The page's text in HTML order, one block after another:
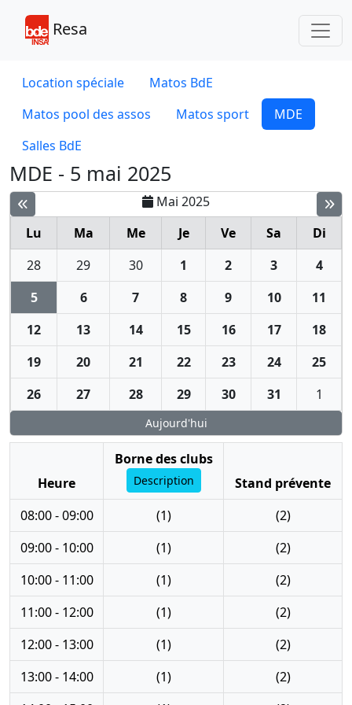
Resa
Location spéciale
Matos BdE
Matos pool des assos
Matos sport
MDE
Salles BdE
MDE - 5 mai 2025
Mai 2025
Lu
Ma Me Je Ve Sa
Di
28
29 30 1 2 3
4
5
6 7 8 9 10
11
12
13 14 15 16 17
18
19
20 21 22 23 24
25
26
27 28 29 30 31 1
Aujourd'hui
Heure
Borne des clubs
Description
Stand prévente
08:00 - 09:00
(1)
(2)
09:00 - 10:00
(1)
(2)
10:00 - 11:00
(1)
(2)
11:00 - 12:00
(1)
(2)
12:00 - 13:00
(1)
(2)
13:00 - 14:00
(1)
(2)